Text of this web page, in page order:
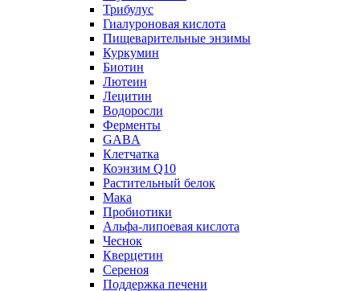
Трибулус
Гиалуроновая кислота
Пищеварительные энзимы
Куркумин
Биотин
Лютеин
Лецитин
Водоросли
Ферменты
GABA
Клетчатка
Коэнзим Q10
Растительный белок
Мака
Пробиотики
Альфа-липоевая кислота
Чеснок
Кверцетин
Сереноя
Поддержка печени